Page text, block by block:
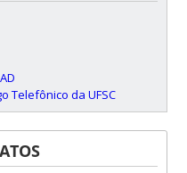
Telefônico da UFSC